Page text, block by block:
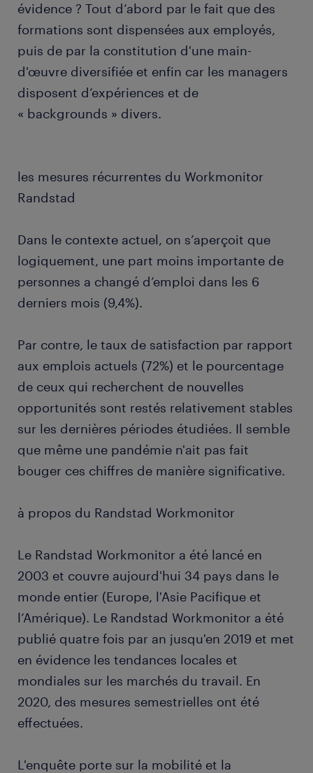
évidence ? Tout d’abord par le fait que des
formations sont dispensées aux employés,
puis de par la constitution d'une main-
d'œuvre diversifiée et enfin car les managers
disposent d’expériences et de
« backgrounds » divers.
les mesures récurrentes du Workmonitor
Randstad
Dans le contexte actuel, on s’aperçoit que
logiquement, une part moins importante de
personnes a changé d’emploi dans les 6
derniers mois (9,4%).
Par contre, le taux de satisfaction par rapport
aux emplois actuels (72%) et le pourcentage
de ceux qui recherchent de nouvelles
opportunités sont restés relativement stables
sur les dernières périodes étudiées. Il semble
que même une pandémie n'ait pas fait
bouger ces chiffres de manière significative.
à propos du Randstad Workmonitor
Le Randstad Workmonitor a été lancé en
2003 et couvre aujourd'hui 34 pays dans le
monde entier (Europe, l'Asie Pacifique et
l’Amérique). Le Randstad Workmonitor a été
publié quatre fois par an jusqu'en 2019 et met
en évidence les tendances locales et
mondiales sur les marchés du travail. En
2020, des mesures semestrielles ont été
effectuées.
L'enquête porte sur la mobilité et la